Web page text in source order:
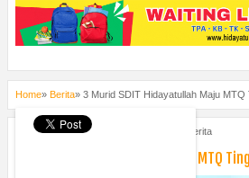
Home» Berita» 3 Murid SDIT Hidayatullah Maju MTQ
Thursday, September 22, 2016 Berita
3 Murid SDIT Hidayatullah Maju MTQ